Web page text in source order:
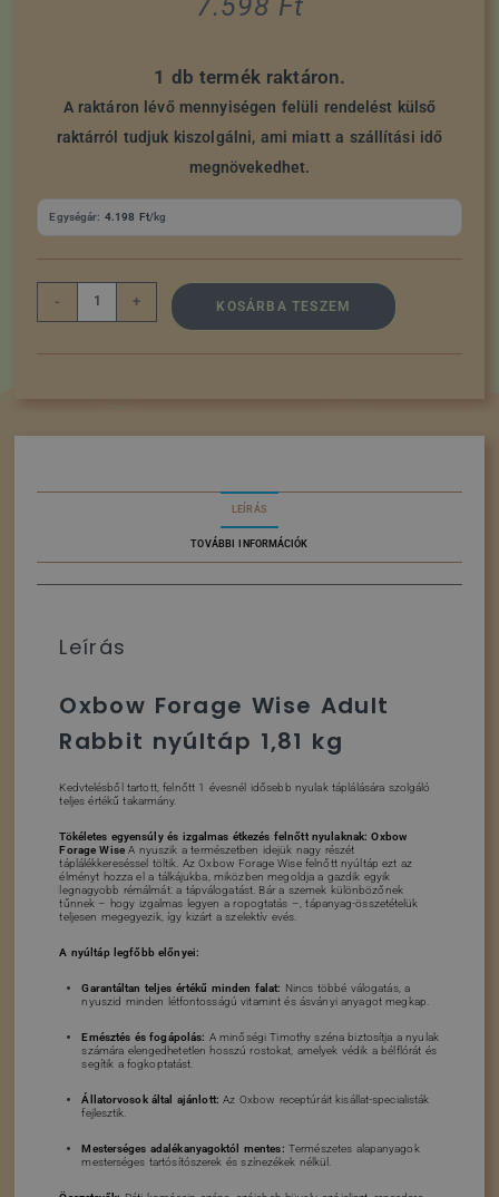
1 db termék raktáron.
A raktáron lévő mennyiségen felüli rendelést külső
raktárról tudjuk kiszolgálni, ami miatt a szállítási idő
megnövekedhet.
Egységár: 4.198 Ft/kg
- + KOSÁRBA TESZEM
LEÍRÁS
TOVÁBBI INFORMÁCIÓK
Leírás
Oxbow Forage Wise Adult
Rabbit nyúltáp 1,81 kg
Kedvtelésből tartott, felnőtt 1 évesnél idősebb nyulak táplálására szolgáló
teljes értékű takarmány.
Tökéletes egyensúly és izgalmas étkezés felnőtt nyulaknak: Oxbow
Forage WiseA nyuszik a természetben idejük nagy részét
táplálékkereséssel töltik. Az Oxbow Forage Wise felnőtt nyúltáp ezt az
élményt hozza el a tálkájukba, miközben megoldja a gazdik egyik
legnagyobb rémálmát: a tápválogatást. Bár a szemek különbözőnek
tűnnek – hogy izgalmas legyen a ropogtatás –, tápanyag-összetételük
teljesen megegyezik, így kizárt a szelektív evés.
A nyúltáp legfőbb előnyei:
Garantáltan teljes értékű minden falat: Nincs többé válogatás, a
nyuszid minden létfontosságú vitamint és ásványi anyagot megkap.
Emésztés és fogápolás: A minőségi Timothy széna biztosítja a nyulak
számára elengedhetetlen hosszú rostokat, amelyek védik a bélflórát és
segítik a fogkoptatást.
Állatorvosok által ajánlott: Az Oxbow receptúráit kisállat-specialisták
fejlesztik.
Mesterséges adalékanyagoktól mentes: Természetes alapanyagok
mesterséges tartósítószerek és színezékek nélkül.